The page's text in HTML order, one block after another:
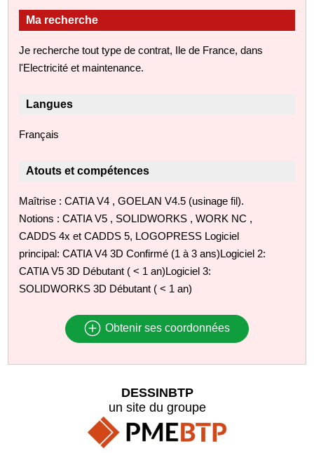
Ma recherche
Je recherche tout type de contrat, Ile de France, dans
l'Electricité et maintenance.
Langues
Français
Atouts et compétences
Maîtrise : CATIA V4 , GOELAN V4.5 (usinage fil).
Notions : CATIA V5 , SOLIDWORKS , WORK NC ,
CADDS 4x et CADDS 5, LOGOPRESS Logiciel
principal: CATIA V4 3D Confirmé (1 à 3 ans)Logiciel 2:
CATIA V5 3D Débutant ( < 1 an)Logiciel 3:
SOLIDWORKS 3D Débutant ( < 1 an)
Obtenir ses coordonnées
DESSINBTP
un site du groupe